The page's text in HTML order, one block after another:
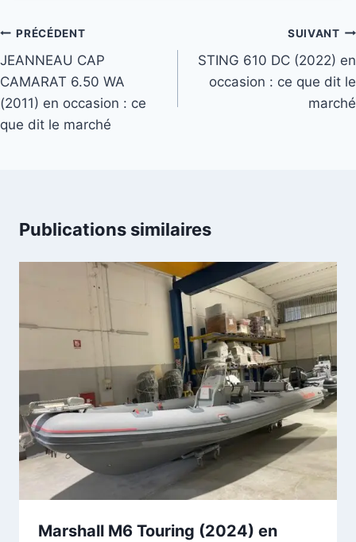
Navigation
de
l’article
PRÉCÉDENT
JEANNEAU CAP
CAMARAT 6.50 WA
(2011) en occasion : ce
que dit le marché
SUIVANT
STING 610 DC (2022) en
occasion : ce que dit le
marché
Publications similaires
Marshall M6 Touring (2024) en